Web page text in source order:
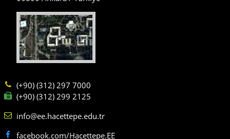
(+90) (312) 297 7000
(+90) (312) 299 2125
info@ee.hacettepe.edu.tr
facebook.com/Hacettepe.EE